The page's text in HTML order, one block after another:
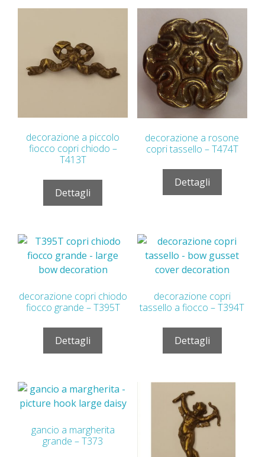
decorazione a piccolo
fiocco copri chiodo –
T413T
Dettagli
decorazione a rosone
copri tassello – T474T
Dettagli
decorazione copri chiodo
fiocco grande – T395T
Dettagli
decorazione copri
tassello a fiocco – T394T
Dettagli
gancio a margherita
grande – T373